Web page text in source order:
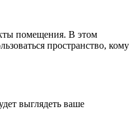
помещения. В этом
пространство, кому
выглядеть ваше